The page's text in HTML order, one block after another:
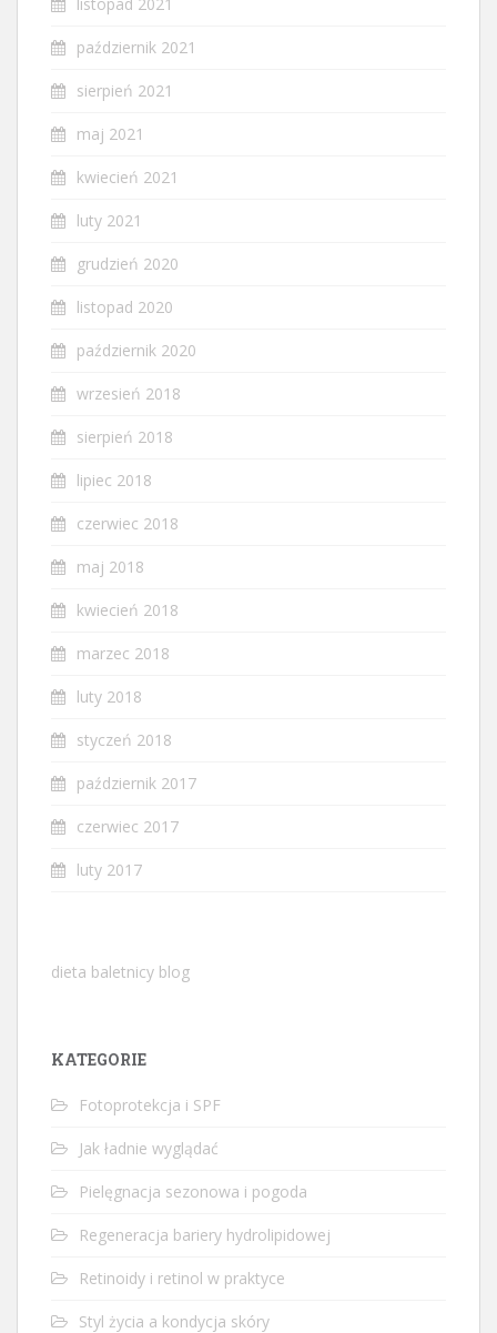
październik 2021
sierpień 2021
maj 2021
kwiecień 2021
luty 2021
grudzień 2020
listopad 2020
październik 2020
wrzesień 2018
sierpień 2018
lipiec 2018
czerwiec 2018
maj 2018
kwiecień 2018
marzec 2018
luty 2018
styczeń 2018
październik 2017
czerwiec 2017
luty 2017
dieta baletnicy blog
KATEGORIE
Fotoprotekcja i SPF
Jak ładnie wyglądać
Pielęgnacja sezonowa i pogoda
Regeneracja bariery hydrolipidowej
Retinoidy i retinol w praktyce
Styl życia a kondycja skóry